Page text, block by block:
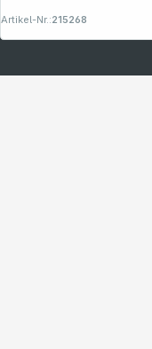
Artikel-Nr.:215268